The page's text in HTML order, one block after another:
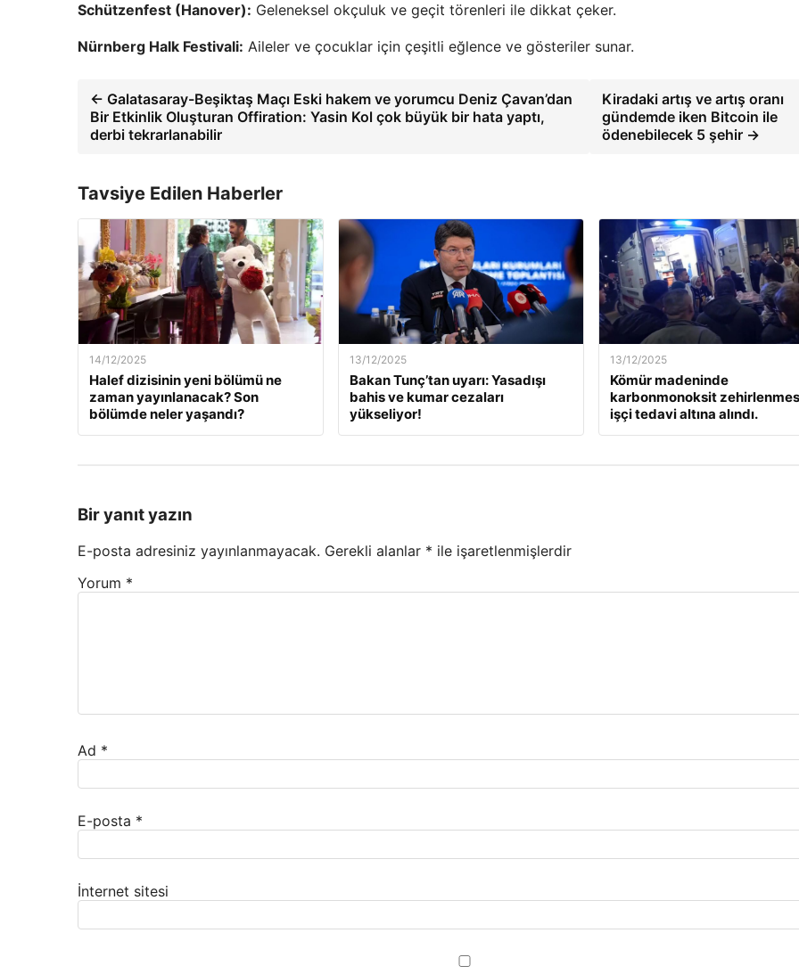
Schützenfest (Hanover): Geleneksel okçuluk ve geçit törenleri ile dikkat çeker.
Nürnberg Halk Festivali: Aileler ve çocuklar için çeşitli eğlence ve gösteriler sunar.
← Galatasaray-Beşiktaş Maçı Eski hakem ve yorumcu Deniz Çavan’dan
Bir Etkinlik Oluşturan Offiration: Yasin Kol çok büyük bir hata yaptı,
derbi tekrarlanabilir
Kiradaki artış ve artış oranı
gündemde iken Bitcoin ile
ödenebilecek 5 şehir →
Tavsiye Edilen Haberler
14/12/2025
Halef dizisinin yeni bölümü ne
zaman yayınlanacak? Son
bölümde neler yaşandı?
13/12/2025
Bakan Tunç’tan uyarı: Yasadışı
bahis ve kumar cezaları
yükseliyor!
13/12/2025
Kömür madeninde
karbonmonoksit
işçi tedavi altına alındı.
Bir yanıt yazın
E-posta adresiniz yayınlanmayacak. Gerekli alanlar * ile işaretlenmişlerdir
Yorum *
Ad *
E-posta *
İnternet sitesi